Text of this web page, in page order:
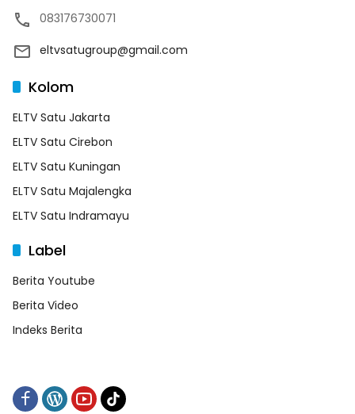
083176730071
eltvsatugroup@gmail.com
Kolom
ELTV Satu Jakarta
ELTV Satu Cirebon
ELTV Satu Kuningan
ELTV Satu Majalengka
ELTV Satu Indramayu
Label
Berita Youtube
Berita Video
Indeks Berita